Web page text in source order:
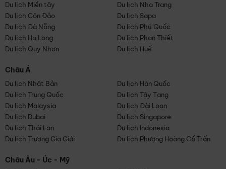
Du lịch Miền tây
Du lịch Nha Trang
Du lịch Côn Đảo
Du lịch Sapa
Du lịch Đà Nẵng
Du lịch Phú Quốc
Du lịch Hạ Long
Du lịch Phan Thiết
Du lịch Quy Nhơn
Du lịch Huế
Châu Á
Du lịch Nhật Bản
Du lịch Hàn Quốc
Du lịch Trung Quốc
Du lịch Tây Tạng
Du lịch Malaysia
Du lịch Đài Loan
Du lịch Dubai
Du lịch Singapore
Du lịch Thái Lan
Du lịch Indonesia
Du lịch Trương Gia Giới
Du lịch Phượng Hoàng Cổ Trấn
Châu Âu - Úc - Mỹ